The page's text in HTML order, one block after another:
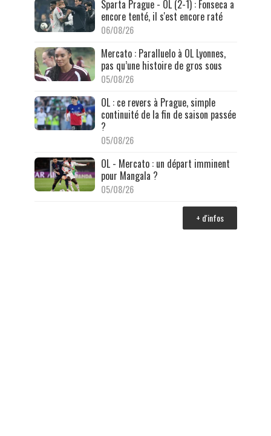
Sparta Prague - OL (2-1) : Fonseca a
encore tenté, il s'est encore raté
06/08/26
Mercato : Paralluelo à OL Lyonnes,
pas qu’une histoire de gros sous
05/08/26
OL : ce revers à Prague, simple
continuité de la fin de saison passée
?
05/08/26
OL - Mercato : un départ imminent
pour Mangala ?
05/08/26
+ d'infos